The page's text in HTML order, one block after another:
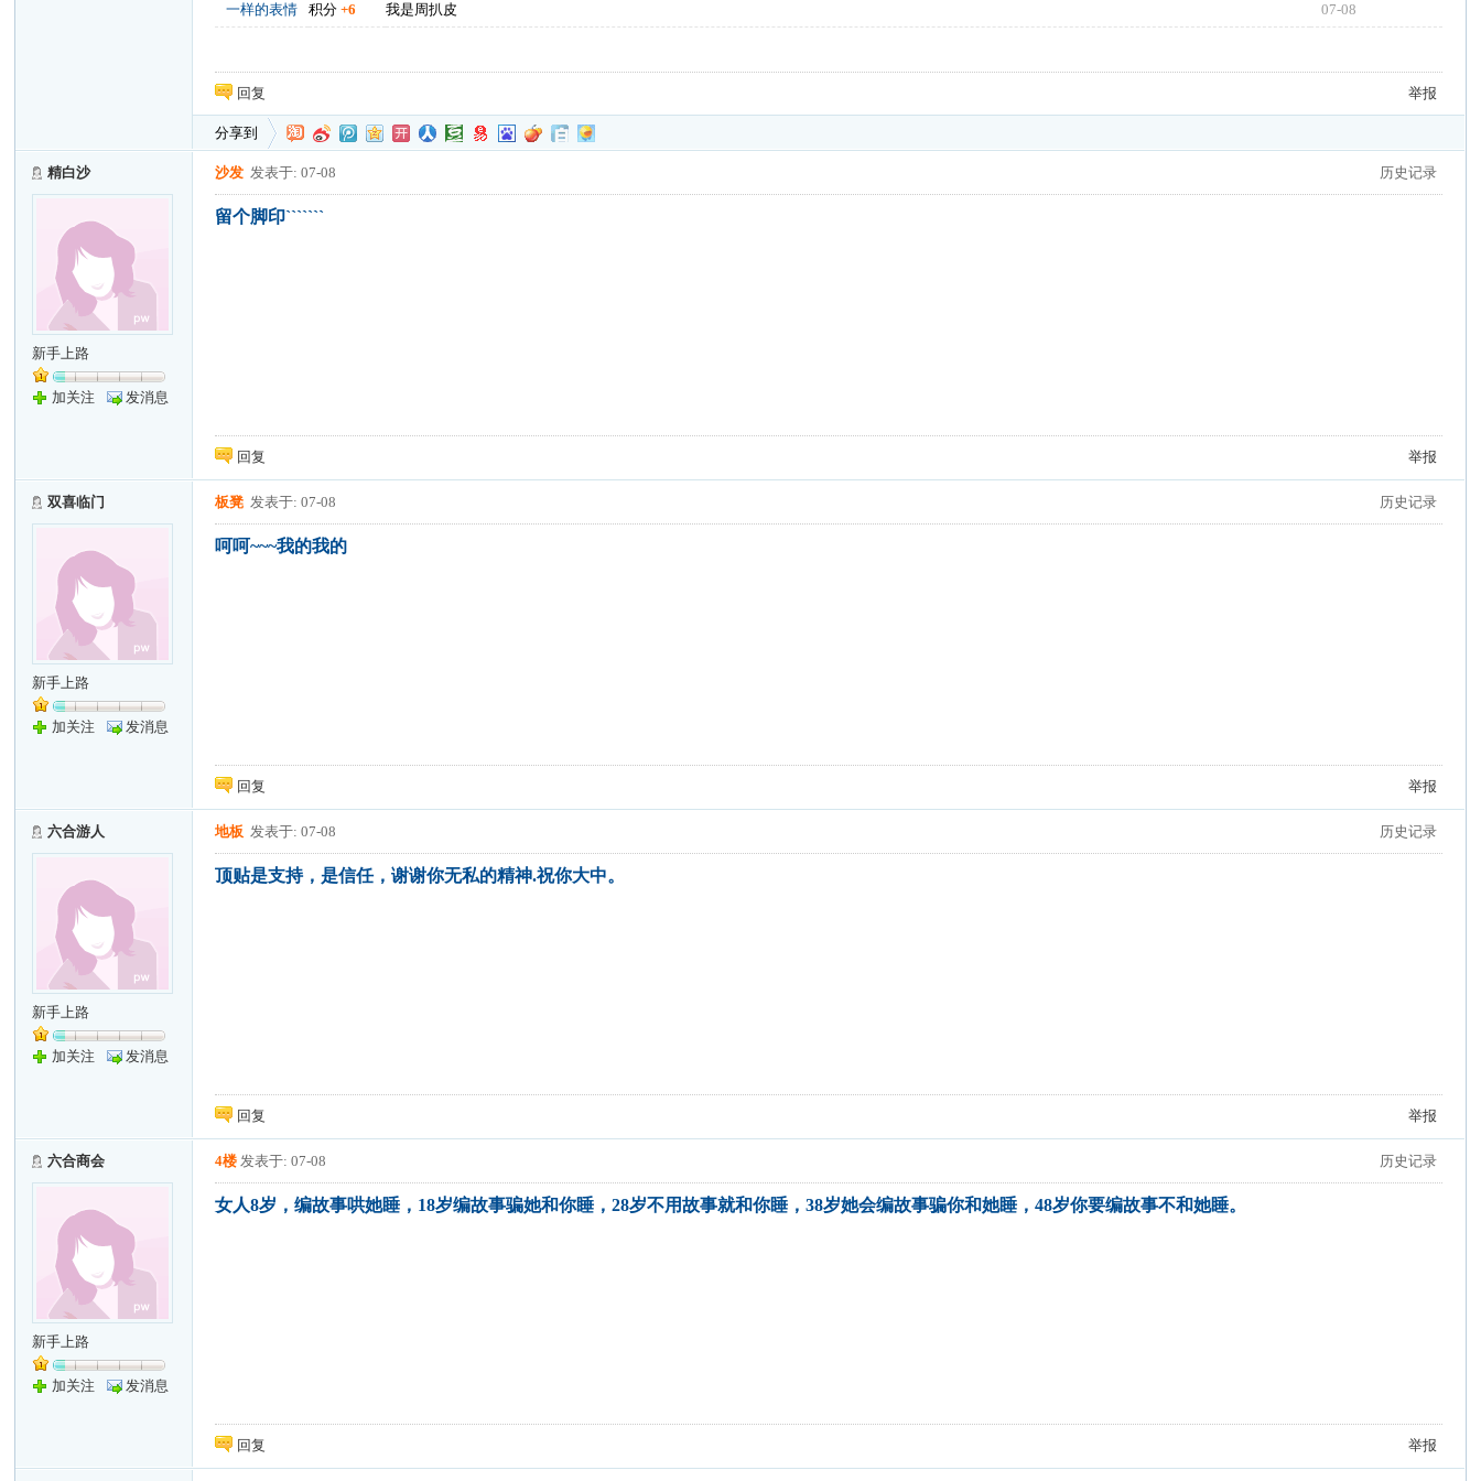
一样的表情 积分+6 我是周扒皮 07-08
回复 举报
分享到
精白沙
新手上路
加关注 发消息
历史记录
沙发 发表于: 07-08
留个脚印```````
回复 举报
双喜临门
新手上路
加关注 发消息
历史记录
板凳 发表于: 07-08
呵呵~~~我的我的
回复 举报
六合游人
新手上路
加关注 发消息
历史记录
地板 发表于: 07-08
顶贴是支持，是信任，谢谢你无私的精神.祝你大中。
回复 举报
六合商会
新手上路
加关注 发消息
历史记录
4楼 发表于: 07-08
女人8岁，编故事哄她睡，18岁编故事骗她和你睡，28岁不用故事就和你睡，38岁她会编故事骗你和她睡，48岁你要编故事不和她睡。
回复 举报